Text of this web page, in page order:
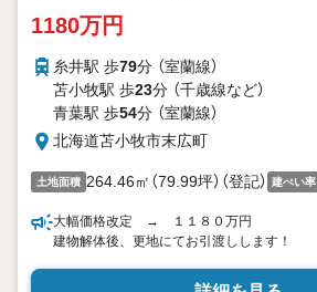
1180万円
糸井駅 歩79分 （室蘭線）
苫小牧駅 歩23分 （千歳線など）
青葉駅 歩54分 （室蘭線）
北海道苫小牧市末広町
土地面積 264.46㎡（79.99坪）（登記） 建ぺい率
大幅価格改定 → １１８０万円
建物解体後、更地にてお引渡しします！